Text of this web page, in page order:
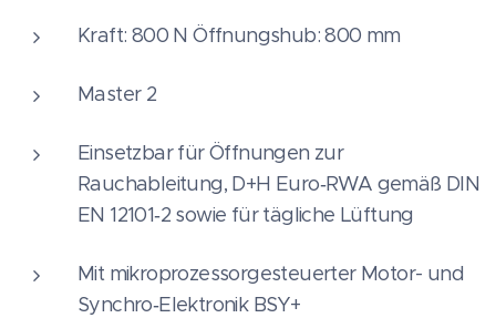
Kraft: 800 N Öffnungshub: 800 mm
Master 2
Einsetzbar für Öffnungen zur
Rauchableitung, D+H Euro‑RWA gemäß DIN
EN 12101‑2 sowie für tägliche Lüftung
Mit mikroprozessorgesteuerter Motor- und
Synchro‑Elektronik BSY+